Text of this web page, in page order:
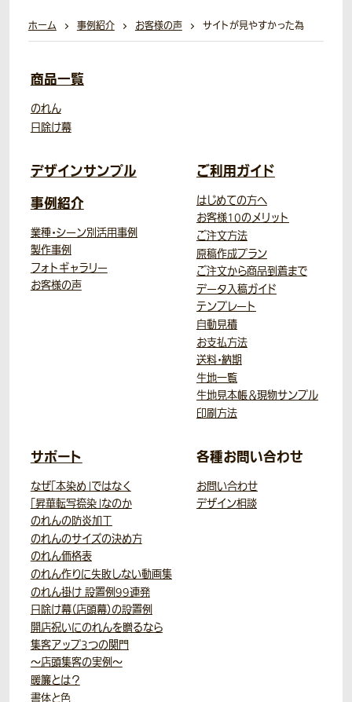
ホーム 事例紹介 お客様の声 サイトが見やすかった為
商品一覧
のれん
日除け幕
デザインサンプル
事例紹介
業種・シーン別活用事例
製作事例
フォトギャラリー
お客様の声
ご利用ガイド
はじめての方へ
お客様10のメリット
ご注文方法
原稿作成プラン
ご注文から商品到着まで
データ入稿ガイド
テンプレート
自動見積
お支払方法
送料・納期
生地一覧
生地見本帳＆現物サンプル
印刷方法
サポート
なぜ「本染め」ではなく
「昇華転写捺染」なのか
のれんの防炎加工
のれんのサイズの決め方
のれん価格表
のれん作りに失敗しない動画集
のれん掛け 設置例99連発
日除け幕（店頭幕）の設置例
開店祝いにのれんを贈るなら
集客アップ3つの関門
～店頭集客の実例～
暖簾とは？
書体と色
各種お問い合わせ
お問い合わせ
デザイン相談